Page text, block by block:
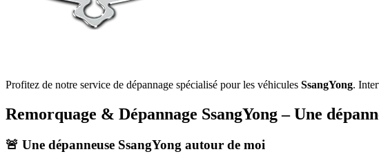
Profitez de notre service de dépannage spécialisé pour les véhicules SsangYong.
Remorquage & Dépannage SsangYong– Une
🚨 Une dépanneuse SsangYong autour de moi